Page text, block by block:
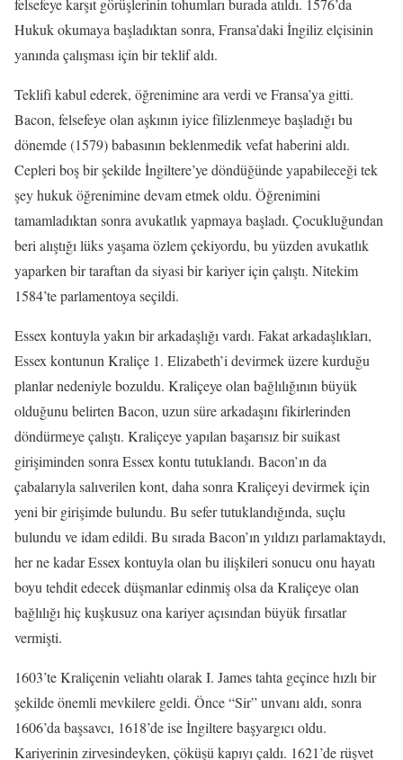
Hukuk okumaya başladıktan sonra, Fransa’daki İngiliz elçisinin
yanında çalışması için bir teklif aldı.
Teklifi kabul ederek, öğrenimine ara verdi ve Fransa’ya gitti.
Bacon, felsefeye olan aşkının iyice filizlenmeye başladığı bu
dönemde (1579) babasının beklenmedik vefat haberini aldı.
Cepleri boş bir şekilde İngiltere’ye döndüğünde yapabileceği tek
şey hukuk öğrenimine devam etmek oldu. Öğrenimini
tamamladıktan sonra avukatlık yapmaya başladı. Çocukluğundan
beri alıştığı lüks yaşama özlem çekiyordu, bu yüzden avukatlık
yaparken bir taraftan da siyasi bir kariyer için çalıştı. Nitekim
1584’te parlamentoya seçildi.
Essex kontuyla yakın bir arkadaşlığı vardı. Fakat arkadaşlıkları,
Essex kontunun Kraliçe 1. Elizabeth’i devirmek üzere kurduğu
planlar nedeniyle bozuldu. Kraliçeye olan bağlılığının büyük
olduğunu belirten Bacon, uzun süre arkadaşını fikirlerinden
döndürmeye çalıştı. Kraliçeye yapılan başarısız bir suikast
girişiminden sonra Essex kontu tutuklandı. Bacon’ın da
çabalarıyla salıverilen kont, daha sonra Kraliçeyi devirmek için
yeni bir girişimde bulundu. Bu sefer tutuklandığında, suçlu
bulundu ve idam edildi. Bu sırada Bacon’ın yıldızı parlamaktaydı,
her ne kadar Essex kontuyla olan bu ilişkileri sonucu onu hayatı
boyu tehdit edecek düşmanlar edinmiş olsa da Kraliçeye olan
bağlılığı hiç kuşkusuz ona kariyer açısından büyük fırsatlar
vermişti.
1603’te Kraliçenin veliahtı olarak I. James tahta geçince hızlı bir
şekilde önemli mevkilere geldi. Önce “Sir” unvanı aldı, sonra
1606’da başsavcı, 1618’de ise İngiltere başyargıcı oldu.
Kariyerinin zirvesindeyken, çöküşü kapıyı çaldı. 1621’de rüşvet